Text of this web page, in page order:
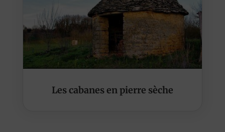
Les cabanes en pierre sèche